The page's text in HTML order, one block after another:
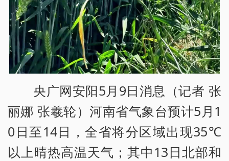
央广网安阳5月9日消息（记者 张
丽娜 张羲轮）河南省气象台预计5月1
0日至14日，全省将分区域出现35℃
以上晴热高温天气；其中13日北部和